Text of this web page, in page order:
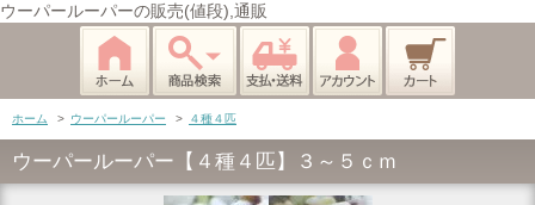
ウーパールーパーの販売(値段),通販
ホーム > ウーパールーパー > ４種４匹
ウーパールーパー【４種４匹】３～５ｃｍ